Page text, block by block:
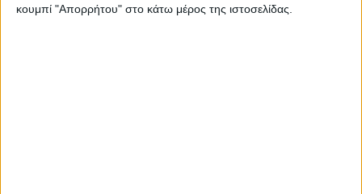
κουμπί "Απορρήτου" στο κάτω μέρος της ιστοσελίδας.